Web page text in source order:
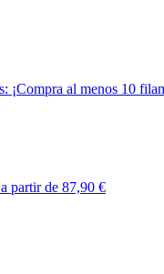
¡Compra al menos 10
a partir de 87,90 €